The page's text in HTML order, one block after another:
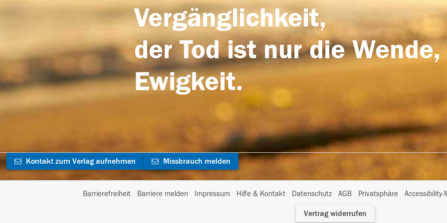
Vergänglichkeit,
der Tod ist nur die
Ewigkeit.
Kontakt zum Verlag aufnehmen Missbrauch melden
Barrierefreiheit Barriere melden Impressum Hilfe & Kontakt Datenschutz AGB Privatsphäre
I
Vertrag widerrufen